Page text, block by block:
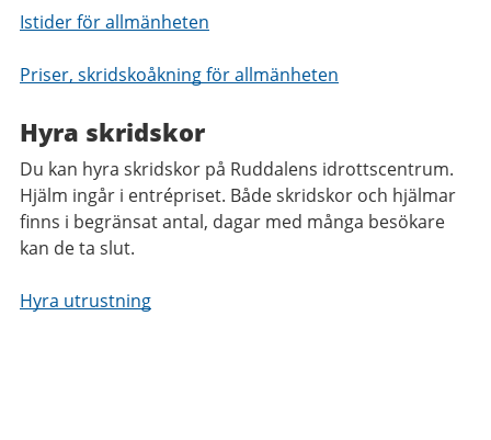
Istider för allmänheten
Priser, skridskoåkning för allmänheten
Hyra skridskor
Du kan hyra skridskor på Ruddalens idrottscentrum.
Hjälm ingår i entrépriset. Både skridskor och hjälmar
finns i begränsat antal, dagar med många besökare
kan de ta slut.
Hyra utrustning